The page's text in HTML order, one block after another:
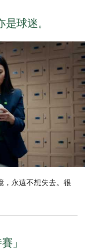
球迷。
，永遠不想失去。很
」